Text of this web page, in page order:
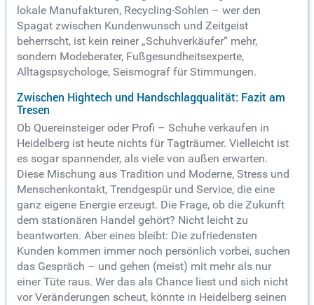
lokale Manufakturen, Recycling-Sohlen – wer den
Spagat zwischen Kundenwunsch und Zeitgeist
beherrscht, ist kein reiner „Schuhverkäufer“ mehr,
sondern Modeberater, Fußgesundheitsexperte,
Alltagspsychologe, Seismograf für Stimmungen.
Zwischen Hightech und Handschlagqualität: Fazit am
Tresen
Ob Quereinsteiger oder Profi – Schuhe verkaufen in
Heidelberg ist heute nichts für Tagträumer. Vielleicht ist
es sogar spannender, als viele von außen erwarten.
Diese Mischung aus Tradition und Moderne, Stress und
Menschenkontakt, Trendgespür und Service, die eine
ganz eigene Energie erzeugt. Die Frage, ob die Zukunft
dem stationären Handel gehört? Nicht leicht zu
beantworten. Aber eines bleibt: Die zufriedensten
Kunden kommen immer noch persönlich vorbei, suchen
das Gespräch – und gehen (meist) mit mehr als nur
einer Tüte raus. Wer das als Chance liest und sich nicht
vor Veränderungen scheut, könnte in Heidelberg seinen